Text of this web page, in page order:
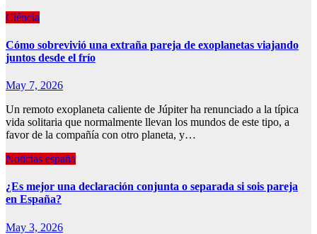
Ciéncia
Cómo sobrevivió una extraña pareja de exoplanetas viajando
juntos desde el frío
May 7, 2026
Un remoto exoplaneta caliente de Júpiter ha renunciado a la típica
vida solitaria que normalmente llevan los mundos de este tipo, a
favor de la compañía con otro planeta, y…
Noticias españa
¿Es mejor una declaración conjunta o separada si sois pareja
en España?
May 3, 2026